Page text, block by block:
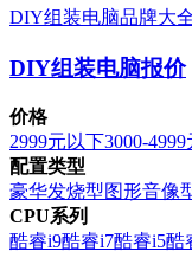
DIY组装电脑品牌大
DIY组装电脑报价
价格
2999元以下3000-4999
配置类型
豪华发烧型图形音像
CPU系列
酷睿i9酷睿i7酷睿i5酷